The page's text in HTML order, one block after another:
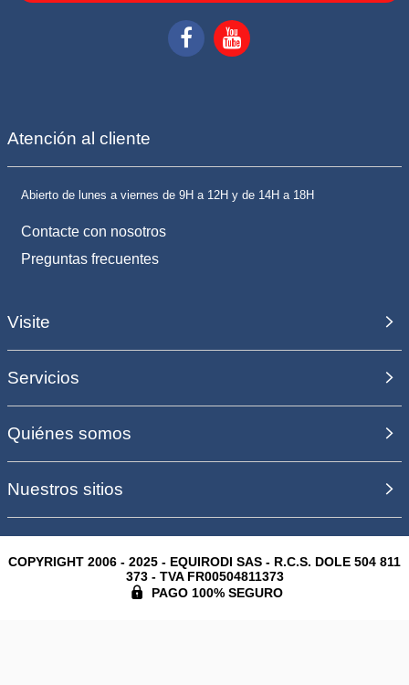
Atención al cliente
Abierto de lunes a viernes de 9H a 12H y de 14H a 18H
Contacte con nosotros
Preguntas frecuentes
Visite
Servicios
Quiénes somos
Nuestros sitios
COPYRIGHT 2006 - 2025 - EQUIRODI SAS - R.C.S. DOLE 504 811
373 - TVA FR00504811373
PAGO 100% SEGURO